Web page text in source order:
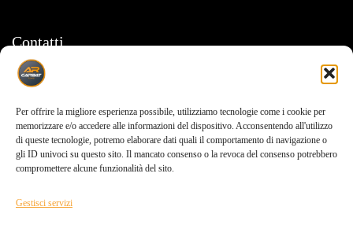
Per offrire la migliore esperienza possibile, utilizziamo tecnologie come i cookie per
memorizzare e/o accedere alle informazioni del dispositivo. Acconsentendo all'utilizzo
di queste tecnologie, potremo elaborare dati quali il comportamento di navigazione o
gli ID univoci su questo sito. Il mancato consenso o la revoca del consenso potrebbero
compromettere alcune funzionalità del sito.
Gestisci servizi
Contatti
Ti sosteniamo in ogni tua scelta
Via carrara,155 Pompei(NA) 80050
0818506091